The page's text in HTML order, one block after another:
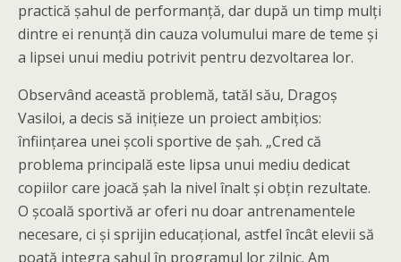
practică șahul de performanță, dar după un timp mulți
dintre ei renunță din cauza volumului mare de teme și
a lipsei unui mediu potrivit pentru dezvoltarea lor.
Observând această problemă, tatăl său, Dragoș
Vasiloi, a decis să inițieze un proiect ambițios:
înființarea unei școli sportive de șah. „Cred că
problema principală este lipsa unui mediu dedicat
copiilor care joacă șah la nivel înalt și obțin rezultate.
O școală sportivă ar oferi nu doar antrenamentele
necesare, ci și sprijin educațional, astfel încât elevii să
poată integra șahul în programul lor zilnic. Am